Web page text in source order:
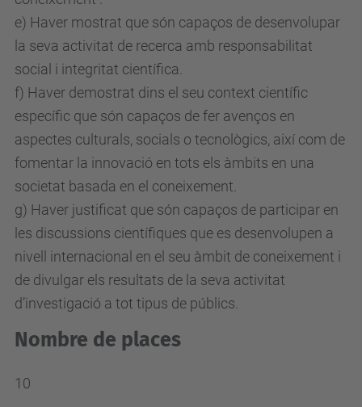
e) Haver mostrat que són capaços de desenvolupar
la seva activitat de recerca amb responsabilitat
social i integritat científica.
f) Haver demostrat dins el seu context científic
específic que són capaços de fer avenços en
aspectes culturals, socials o tecnològics, així com de
fomentar la innovació en tots els àmbits en una
societat basada en el coneixement.
g) Haver justificat que són capaços de participar en
les discussions científiques que es desenvolupen a
nivell internacional en el seu àmbit de coneixement i
de divulgar els resultats de la seva activitat
d’investigació a tot tipus de públics.
Nombre de places
10